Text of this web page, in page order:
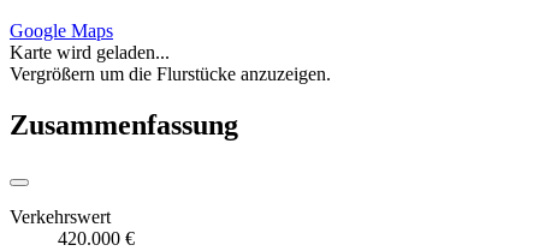
Google Maps
Karte wird geladen...
Vergrößern um die Flurstücke anzuzeigen.
Zusammenfassung
Verkehrswert
420.000 €